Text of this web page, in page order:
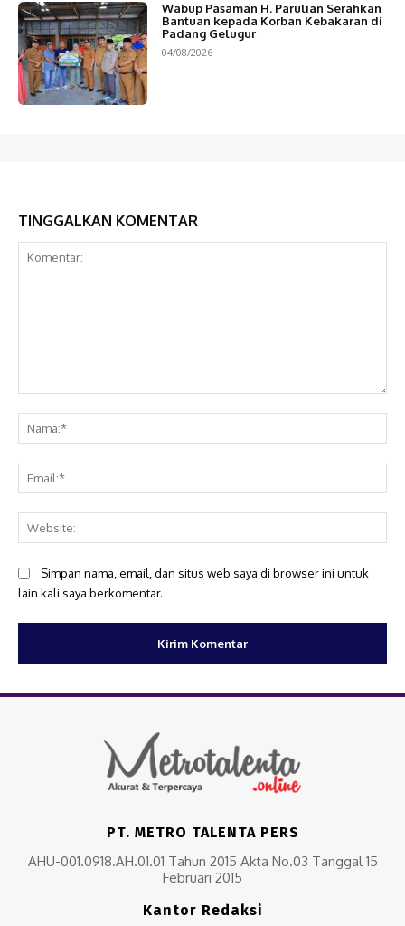
Wabup Pasaman H. Parulian Serahkan
Bantuan kepada Korban Kebakaran di
Padang Gelugur
04/08/2026
TINGGALKAN KOMENTAR
Simpan nama, email, dan situs web saya di browser ini untuk
lain kali saya berkomentar.
PT. METRO TALENTA PERS
AHU-001.0918.AH.01.01 Tahun 2015 Akta No.03 Tanggal 15
Februari 2015
Kantor Redaksi